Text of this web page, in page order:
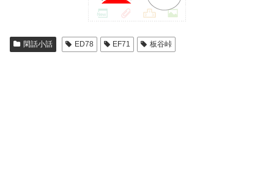
閑話小話 ED78 EF71 板谷峠